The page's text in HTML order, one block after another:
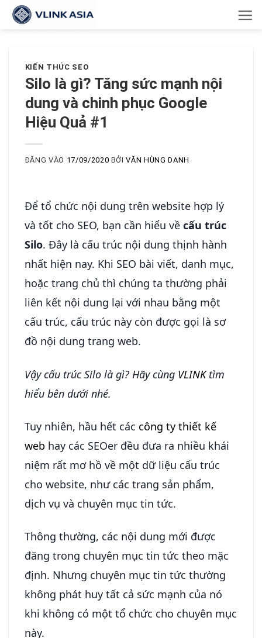
Bỏ
qua
KIẾN THỨC SEO
Silo là gì? Tăng sức mạnh nội
dung và chinh phục Google
Hiệu Quả #1
ĐĂNG VÀO 17/09/2020 BỞIVĂN HÙNG DANH
Để tổ chức nội dung trên website hợp lý
và tốt cho SEO, bạn cần hiểu về cấu trúc
Silo. Đây là cấu trúc nội dung thịnh hành
nhất hiện nay. Khi SEO bài viết, danh mục,
hoặc trang chủ thì chúng ta thường phải
liên kết nội dung lại với nhau bằng một
cấu trúc, cấu trúc này còn được gọi là sơ
đồ nội dung trang web.
Vậy cấu trúc Silo là gì? Hãy cùng VLINKtìm
hiểu bên dưới nhé.
Tuy nhiên, hầu hết các công ty thiết kế
web hay các SEOer đều đưa ra nhiều khái
niệm rất mơ hồ về một dữ liệu cấu trúc
cho website, như các trang sản phẩm,
dịch vụ và chuyên mục tin tức.
Thông thường, các nội dung mới được
đăng trong chuyên mục tin tức theo mặc
định. Nhưng chuyên mục tin tức thường
không phát huy tất cả sức mạnh của nó
khi không có một tổ chức cho chuyên mục
này.